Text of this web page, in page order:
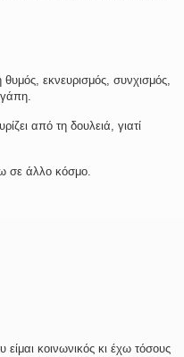
εκνευρισμός, συνχισμός,
από τη δουλειά, γιατί
σε άλλο κόσμο.
κοινωνικός κι έχω τόσους